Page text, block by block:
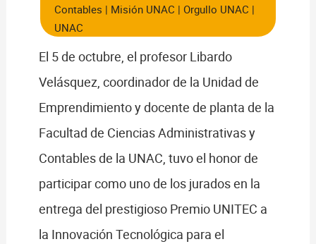
Contables | Misión UNAC | Orgullo UNAC |
UNAC
El 5 de octubre, el profesor Libardo
Velásquez, coordinador de la Unidad de
Emprendimiento y docente de planta de la
Facultad de Ciencias Administrativas y
Contables de la UNAC, tuvo el honor de
participar como uno de los jurados en la
entrega del prestigioso Premio UNITEC a
la Innovación Tecnológica para el